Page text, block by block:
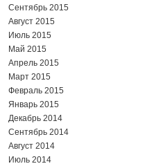
Сентябрь 2015
Август 2015
Июль 2015
Май 2015
Апрель 2015
Март 2015
Февраль 2015
Январь 2015
Декабрь 2014
Сентябрь 2014
Август 2014
Июль 2014